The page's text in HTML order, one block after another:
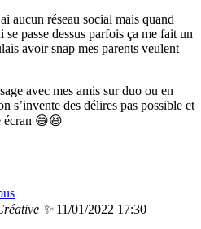
aucun réseau social mais quand
se passe dessus parfois ça me fait un
avoir snap mes parents veulent
avec mes amis sur duo ou en
s’invente des délires pas possible et
écran 😅😆
✨ 11/01/2022 17:30